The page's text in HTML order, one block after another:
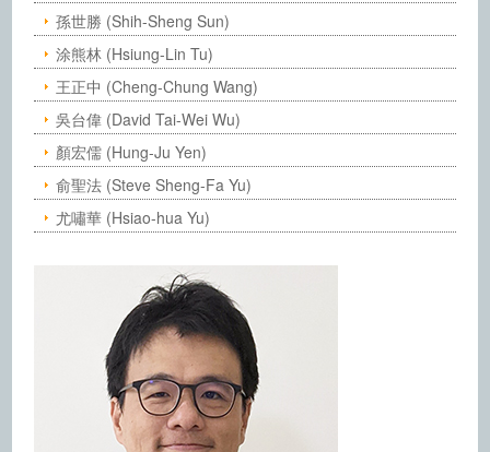
孫世勝 (Shih-Sheng Sun)
涂熊林 (Hsiung-Lin Tu)
王正中 (Cheng-Chung Wang)
吳台偉 (David Tai-Wei Wu)
顏宏儒 (Hung-Ju Yen)
俞聖法 (Steve Sheng-Fa Yu)
尤嘯華 (Hsiao-hua Yu)